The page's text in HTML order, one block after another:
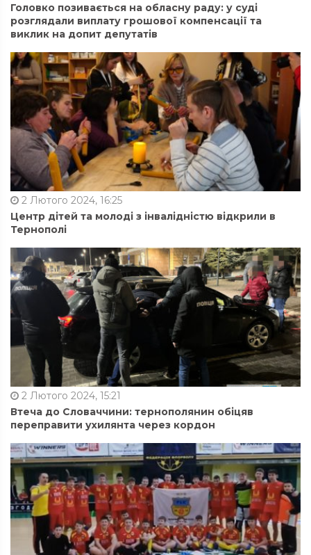
Головко позивається на обласну раду: у суді
розглядали виплату грошової компенсації та
виклик на допит депутатів
2 Лютого 2024, 16:25
Центр дітей та молоді з інвалідністю відкрили в
Тернополі
2 Лютого 2024, 15:21
Втеча до Словаччини: тернополянин обіцяв
переправити ухилянта через кордон